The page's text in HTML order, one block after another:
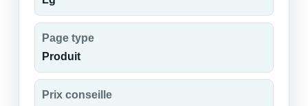
Page type
Produit
Prix conseille